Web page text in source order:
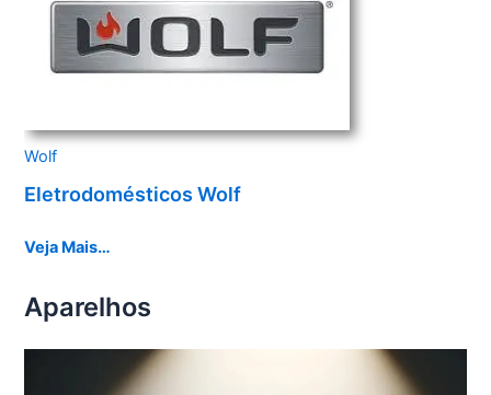
Wolf
Eletrodomésticos Wolf
Veja Mais…
Aparelhos